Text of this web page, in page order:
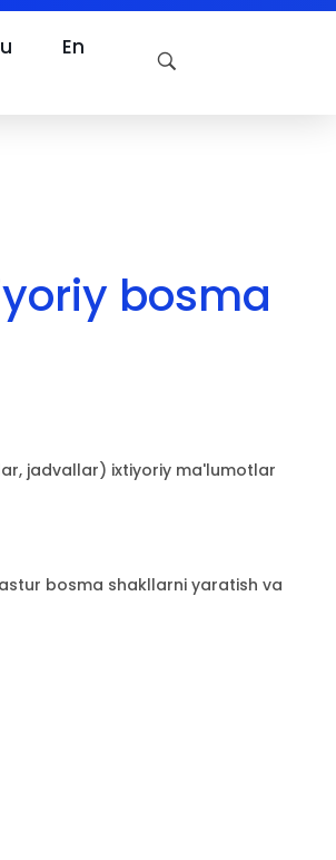
En
bosma
jadvallar) ixtiyoriy ma'lumotlar
bosma shakllarni yaratish va